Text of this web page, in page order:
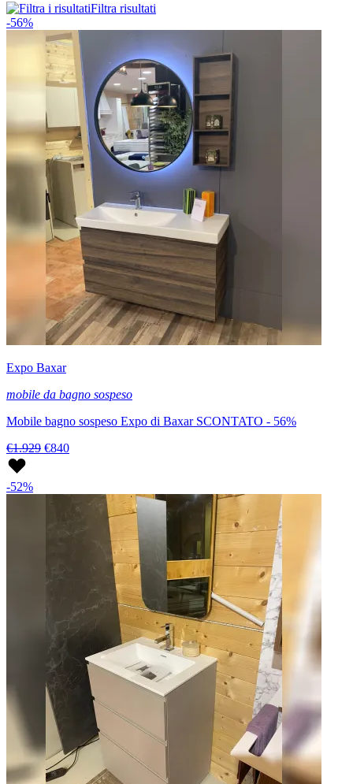
Filtra risultati
-56%
Expo Baxar
mobile da bagno sospeso
Mobile bagno sospeso Expo di Baxar SCONTATO - 56%
€1.929 €840
-52%